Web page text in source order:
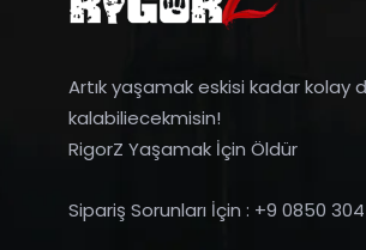
Artık yaşamak eskisi kadar kolay
kalabiliecekmisin!
RigorZ Yaşamak İçin Öldür
Sipariş Sorunları İçin : +9 0850